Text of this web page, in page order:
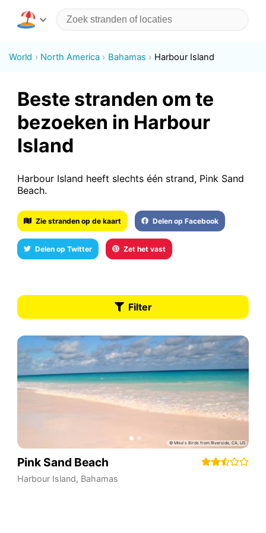
World North America Bahamas Harbour Island
Beste stranden om te
bezoeken in Harbour
Island
Harbour Island heeft slechts één strand, Pink Sand
Beach.
Zie stranden op de kaart Delen op Facebook
Delen op Twitter Zet het vast
Filter
Pink Sand Beach
Harbour Island, Bahamas